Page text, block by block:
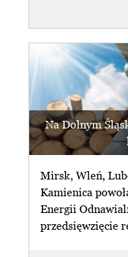
Na Dolnym
Mirsk, Wleń,
Kamienica
Energii
przedsięwzięcie